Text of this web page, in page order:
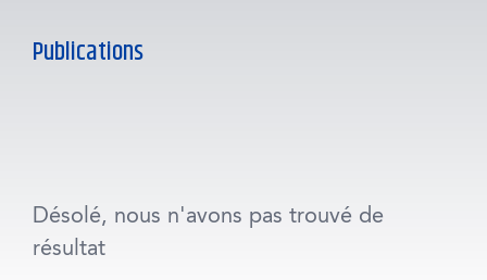
Publications
Désolé, nous n'avons pas trouvé de
résultat